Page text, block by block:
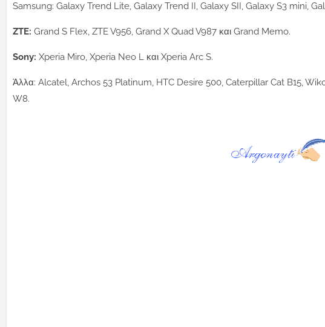
Samsung: Galaxy Trend Lite, Galaxy Trend II, Galaxy SII, Galaxy S3 mini,
ZTE: Grand S Flex, ZTE V956, Grand X Quad V987 και Grand Memo.
Sony: Xperia Miro, Xperia Neo L και Xperia Arc S.
Άλλα: Alcatel, Archos 53 Platinum, HTC Desire 500, Caterpillar Cat B15,
W8.